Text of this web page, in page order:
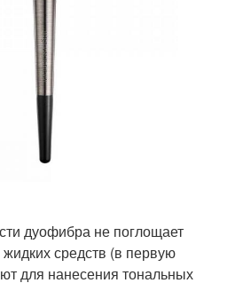
дуофибра не поглощает
средств (в первую
для нанесения тональных